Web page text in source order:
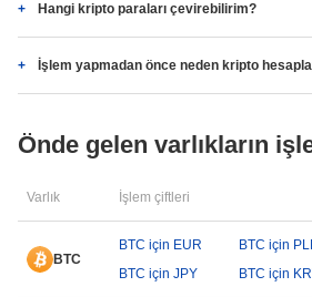
Hangi kripto paraları çevirebilirim?
İşlem yapmadan önce neden kripto
Önde gelen varlıkların
Varlık İşlem çiftleri
BTC
BTC için EUR BTC için
BTC için JPY
BTC için